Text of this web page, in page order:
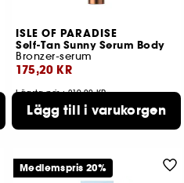
ISLE OF PARADISE
Self-Tan Sunny Serum Body
Bronzer-serum
175,20 KR
Lägsta pris : 219,00 KR
Lägg till i varukorgen
Medlemspris 20%